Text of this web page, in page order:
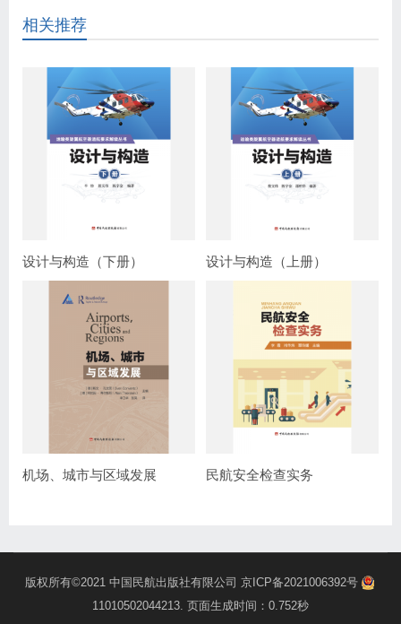
相关推荐
设计与构造（下册） 设计与构造（上册）
机场、城市与区域发展 民航安全检查实务
版权所有©2021 中国民航出版社有限公司 京ICP备2021006392号
11010502044213. 页面生成时间：0.752秒